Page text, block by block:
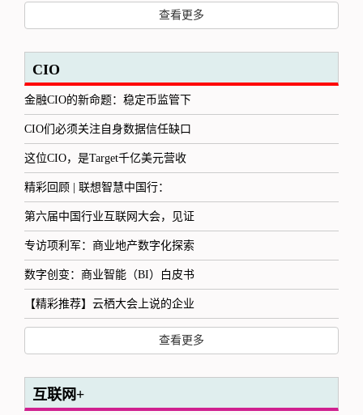
查看更多
CIO
金融CIO的新命题：稳定币监管下
CIO们必须关注自身数据信任缺口
这位CIO，是Target千亿美元营收
精彩回顾 | 联想智慧中国行：
第六届中国行业互联网大会，见证
专访项利军：商业地产数字化探索
数字创变：商业智能（BI）白皮书
【精彩推荐】云栖大会上说的企业
查看更多
互联网+